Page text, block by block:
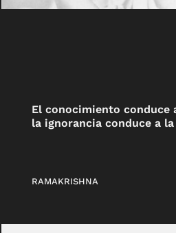
El conocimiento conduce
la ignorancia conduce a
RAMAKRISHNA